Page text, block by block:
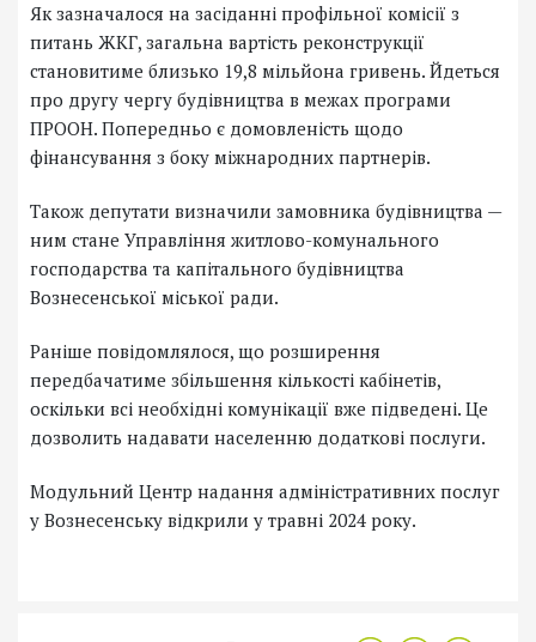
Як зазначалося на засіданні профільної комісії з
питань ЖКГ, загальна вартість реконструкції
становитиме близько 19,8 мільйона гривень. Йдеться
про другу чергу будівництва в межах програми
ПРООН. Попередньо є домовленість щодо
фінансування з боку міжнародних партнерів.
Також депутати визначили замовника будівництва —
ним стане Управління житлово-комунального
господарства та капітального будівництва
Вознесенської міської ради.
Раніше повідомлялося, що розширення
передбачатиме збільшення кількості кабінетів,
оскільки всі необхідні комунікації вже підведені. Це
дозволить надавати населенню додаткові послуги.
Модульний Центр надання адміністративних послуг
у Вознесенську відкрили у травні 2024 року.